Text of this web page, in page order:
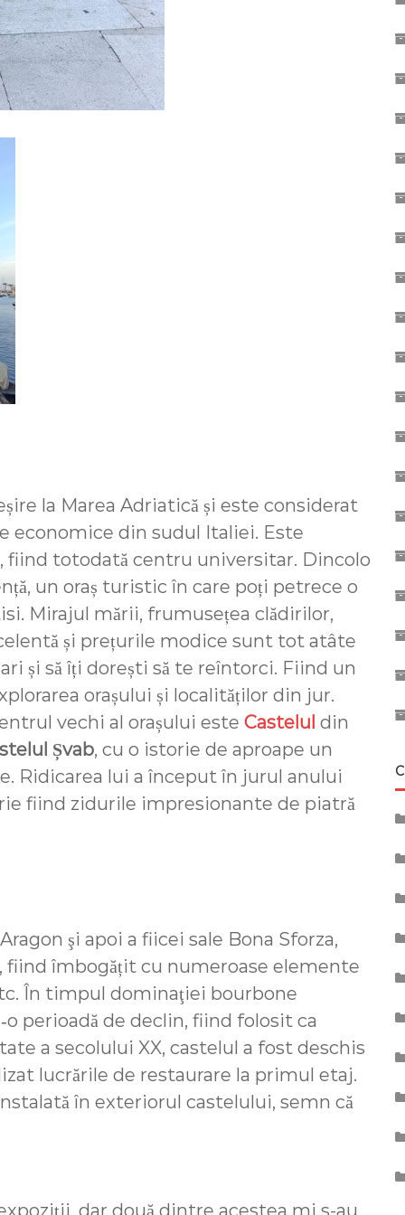
la Marea Adriatică și este considerat
din sudul Italiei. Este
fiind totodată centru universitar. Dincolo
un oraș turistic în care poți petrece o
Mirajul mării, frumusețea clădirilor,
și prețurile modice sunt tot atâte
și să îți dorești să te reîntorci. Fiind un
orașului și localităților din jur.
vechi al orașului este Castelul din
Șvab, cu o istorie de aproape un
Ridicarea lui a început în jurul anului
fiind zidurile impresionante de piatră
şi apoi a fiicei sale Bona Sforza,
fiind îmbogățit cu numeroase elemente
În timpul dominaţiei bourbone
perioadă de declin, fiind folosit ca
a secolului XX, castelul a fost deschis
lucrările de restaurare la primul etaj.
în exteriorul castelului, semn că
dar două dintre acestea mi s-au